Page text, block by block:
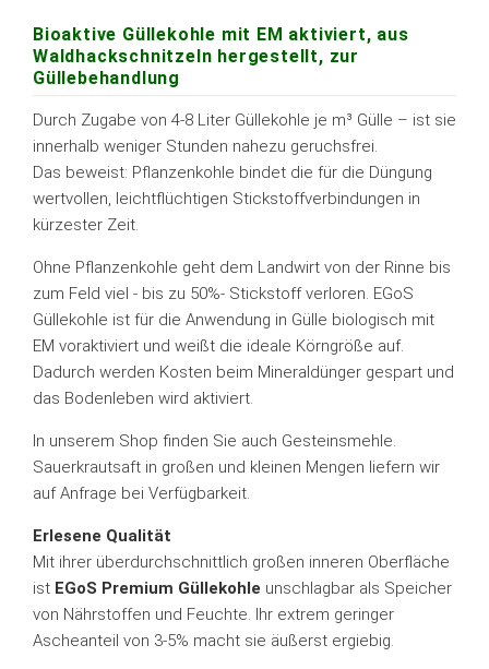
Bioaktive Güllekohle mit EM aktiviert, aus
Waldhackschnitzeln hergestellt, zur
Güllebehandlung
Durch Zugabe von 4-8 Liter Güllekohle je m³ Gülle – ist sie
innerhalb weniger Stunden nahezu geruchsfrei.
Das beweist: Pflanzenkohle bindet die für die Düngung
wertvollen, leichtflüchtigen Stickstoffverbindungen in
kürzester Zeit.
Ohne Pflanzenkohle geht dem Landwirt von der Rinne bis
zum Feld viel - bis zu 50%- Stickstoff verloren. EGoS
Güllekohle ist für die Anwendung in Gülle biologisch mit
EM voraktiviert und weißt die ideale Körngröße auf.
Dadurch werden Kosten beim Mineraldünger gespart und
das Bodenleben wird aktiviert.
In unserem Shop finden Sie auch Gesteinsmehle.
Sauerkrautsaft in großen und kleinen Mengen liefern wir
auf Anfrage bei Verfügbarkeit.
Erlesene Qualität
Mit ihrer überdurchschnittlich großen inneren Oberfläche
ist EGoS Premium Güllekohle unschlagbar als Speicher
von Nährstoffen und Feuchte. Ihr extrem geringer
Ascheanteil von 3-5% macht sie äußerst ergiebig.